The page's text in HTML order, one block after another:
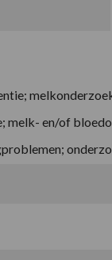
melk- en/of